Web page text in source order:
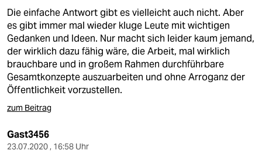
Die einfache Antwort gibt es vielleicht auch nicht. Aber
es gibt immer mal wieder kluge Leute mit wichtigen
Gedanken und Ideen. Nur macht sich leider kaum jemand,
der wirklich dazu fähig wäre, die Arbeit, mal wirklich
brauchbare und in großem Rahmen durchführbare
Gesamtkonzepte auszuarbeiten und ohne Arroganz der
Öffentlichkeit vorzustellen.
zum Beitrag
Gast3456
23.07.2020 , 16:58 Uhr